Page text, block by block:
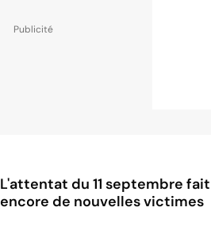
L'attentat du 11 septembre fait
encore de nouvelles victimes